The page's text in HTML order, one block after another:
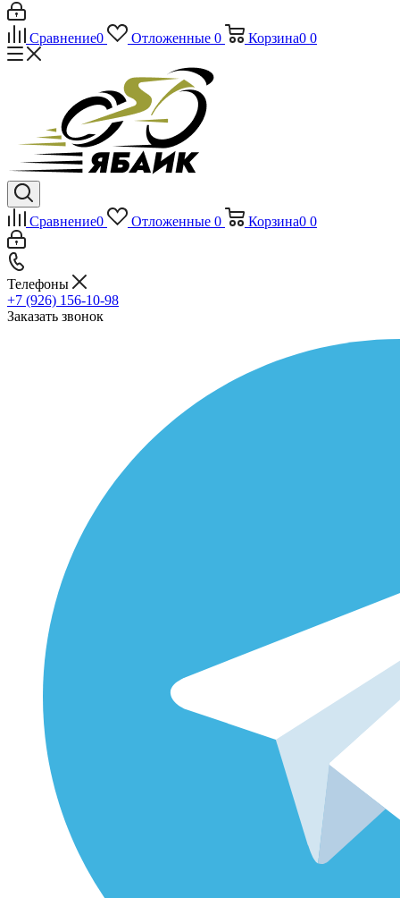
Сравнение0 Отложенные 0 Корзина0 0
Сравнение0 Отложенные 0 Корзина0 0
Телефоны
+7 (926) 156-10-98
Заказать звонок